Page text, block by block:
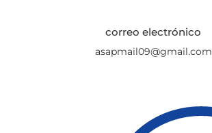
correo electrónico
asapmail09@gmail.com